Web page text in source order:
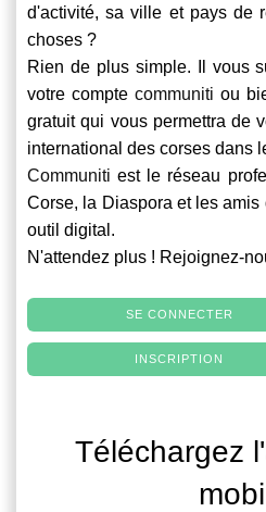
d'activité, sa ville et pays de
choses ?
Rien de plus simple. Il vous
votre compte communiti ou
gratuit qui vous permettra de
international des corses dans
Communiti est le réseau
Corse, la Diaspora et les
outil digital.
N'attendez plus ! Rejoignez-
SE CONNECTER
INSCRIPTION
Téléchargez